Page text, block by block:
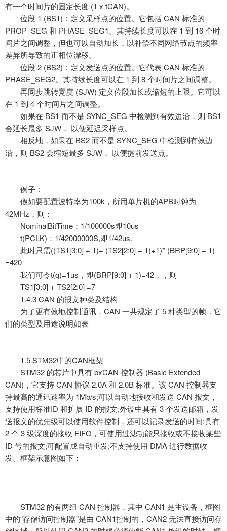
有一个时间片的固定长度 (1 x tCAN)。
位段 1 (BS1)：定义采样点的位置。它包括 CAN 标准的
PROP_SEG 和 PHASE_SEG1。其持续长度可以在 1 到 16 个时
间片之间调整，但也可以自动加长，以补偿不同网络节点的频率
差异所导致的正相位漂移。
位段2 (BS2)：定义发送点的位置。它代表 CAN 标准的
PHASE_SEG2。其持续长度可以在 1 到 8 个时间片之间调整。
再同步跳转宽度 (SJW) 定义位段加长或缩短的上限。它可以
在 1 到 4 个时间片之间调整。
如果在 BS1 而不是 SYNC_SEG 中检测到有效边沿，则 BS1
会延长最多 SJW， 以便延迟采样点。
相反地，如果在 BS2 而不是 SYNC_SEG 中检测到有效边
沿，则 BS2 会缩短最多 SJW， 以便提前发送点。
例子：
假如要配置波特率为100k，所用单片机的APB时钟为
42MHz，则：
NominalBitTime：1/100000s即10us
t(PCLK)：1/42000000S,即1/42us.
此时只需((TS1[3:0] + 1)+ (TS2[2:0] + 1)+1)* (BRP[9:0] + 1)
=420
我们可令t(q)=1us，即(BRP[9:0] + 1)=42，，则
TS1[3:0] + TS2[2:0] =7
1.4.3 CAN 的报文种类及结构
为了更有效地控制通讯， CAN 一共规定了 5 种类型的帧，它
们的类型及用途说明如表
1.5 STM32中的CAN框架
STM32 的芯片中具有 bxCAN 控制器 (Basic Extended
CAN)，它支持 CAN 协议 2.0A 和 2.0B 标准。该 CAN 控制器支
持最高的通讯速率为 1Mb/s;可以自动地接收和发送 CAN 报文，
支持使用标准ID 和扩展 ID 的报文;外设中具有 3 个发送邮箱，发
送报文的优先级可以使用软件控制，还可以记录发送的时间;具有
2 个 3 级深度的接收 FIFO，可使用过滤功能只接收或不接收某些
ID 号的报文;可配置成自动重发;不支持使用 DMA 进行数据收
发。框架示意图如下：
STM32 的有两组 CAN 控制器，其中 CAN1 是主设备，框图
中的“存储访问控制器”是由 CAN1控制的，CAN2 无法直接访问存